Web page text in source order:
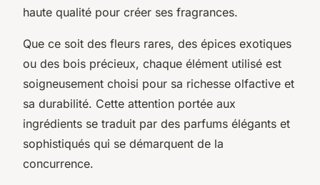
haute qualité pour créer ses fragrances.
Que ce soit des fleurs rares, des épices exotiques
ou des bois précieux, chaque élément utilisé est
soigneusement choisi pour sa richesse olfactive et
sa durabilité. Cette attention portée aux
ingrédients se traduit par des parfums élégants et
sophistiqués qui se démarquent de la
concurrence.